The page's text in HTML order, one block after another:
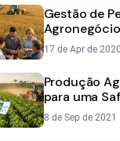
Gestão de
Essencial
Sucesso da
Fazenda
17 de Apr de 2020
Produção
para uma
Sucesso |
8 de Sep de 2021